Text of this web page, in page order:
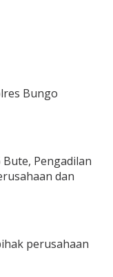
Bungo
Pengadilan
dan
perusahaan